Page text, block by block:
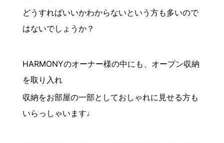
どうすればいいかわからないという方も多いので
はないでしょうか？
HARMONYのオーナー様の中にも、オープン収納
を取り入れ
収納をお部屋の一部としておしゃれに見せる方も
いらっしゃいます♩